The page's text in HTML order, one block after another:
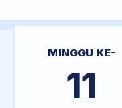
MINGGU KE-
11